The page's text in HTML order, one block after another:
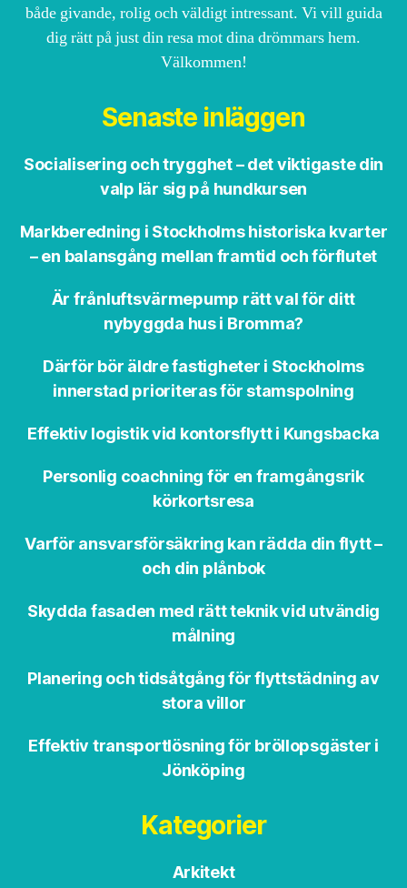
både givande, rolig och väldigt intressant. Vi vill guida
dig rätt på just din resa mot dina drömmars hem.
Välkommen!
Senaste inläggen
Socialisering och trygghet – det viktigaste din
valp lär sig på hundkursen
Markberedning i Stockholms historiska kvarter
– en balansgång mellan framtid och förflutet
Är frånluftsvärmepump rätt val för ditt
nybyggda hus i Bromma?
Därför bör äldre fastigheter i Stockholms
innerstad prioriteras för stamspolning
Effektiv logistik vid kontorsflytt i Kungsbacka
Personlig coachning för en framgångsrik
körkortsresa
Varför ansvarsförsäkring kan rädda din flytt –
och din plånbok
Skydda fasaden med rätt teknik vid utvändig
målning
Planering och tidsåtgång för flyttstädning av
stora villor
Effektiv transportlösning för bröllopsgäster i
Jönköping
Kategorier
Arkitekt